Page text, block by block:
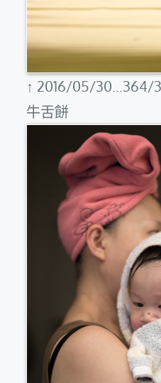
↑ 2016/05/
牛舌餅